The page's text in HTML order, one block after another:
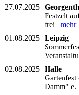
27.07.2025
Festzelt
frei mehr
01.08.2025 Leipzig
02.08.2025 Halle
Gartenfest
Damm"